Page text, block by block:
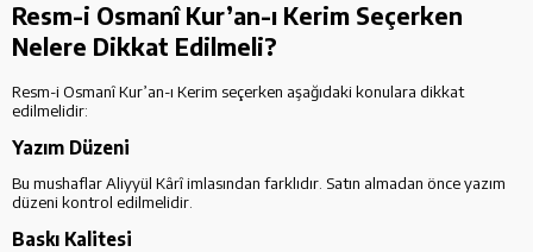
Resm-i Osmanî Kur’an-ı Kerim Seçerken
Nelere Dikkat Edilmeli?
Resm-i Osmanî Kur’an-ı Kerim seçerken aşağıdaki konulara dikkat
edilmelidir:
Yazım Düzeni
Bu mushaflar Aliyyül Kârî imlasından farklıdır. Satın almadan önce yazım
düzeni kontrol edilmelidir.
Baskı Kalitesi